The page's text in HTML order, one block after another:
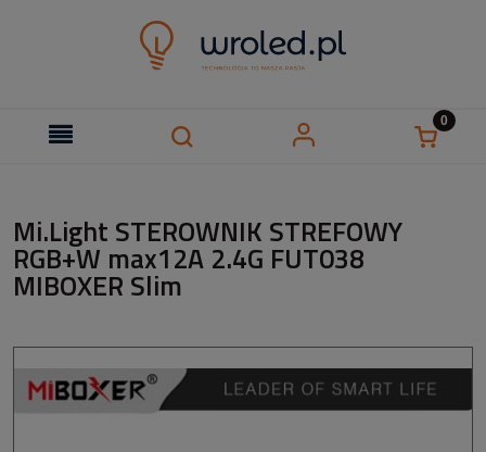
Mi.Light STEROWNIK STREFOWY
RGB+W max12A 2.4G FUT038
MIBOXER Slim